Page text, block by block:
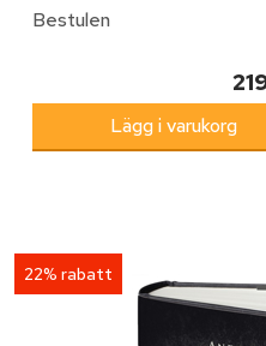
Bestulen
22% rabatt